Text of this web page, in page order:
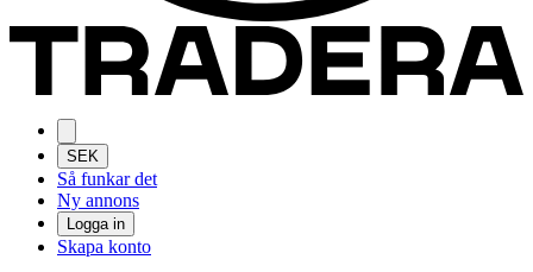
SEK
Så funkar det
Ny annons
Logga in
Skapa konto